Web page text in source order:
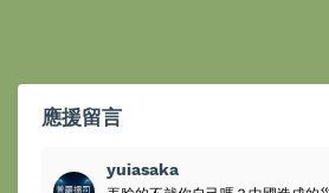
應援留言
yuiasaka